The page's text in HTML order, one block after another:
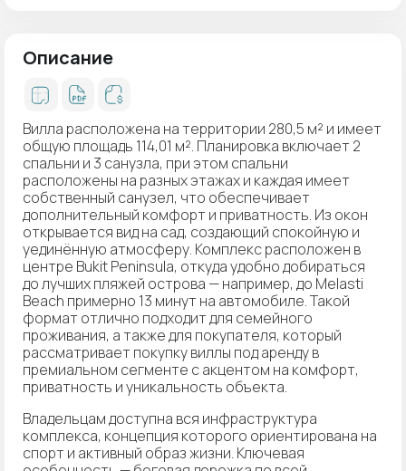
Описание
Вилла расположена на территории 280,5 м² и имеет
общую площадь 114,01 м². Планировка включает 2
спальни и 3 санузла, при этом спальни
расположены на разных этажах и каждая имеет
собственный санузел, что обеспечивает
дополнительный комфорт и приватность. Из окон
открывается вид на сад, создающий спокойную и
уединённую атмосферу. Комплекс расположен в
центре Bukit Peninsula, откуда удобно добираться
до лучших пляжей острова — например, до Melasti
Beach примерно 13 минут на автомобиле. Такой
формат отлично подходит для семейного
проживания, а также для покупателя, который
рассматривает покупку виллы под аренду в
премиальном сегменте с акцентом на комфорт,
приватность и уникальность объекта.
Владельцам доступна вся инфраструктура
комплекса, концепция которого ориентирована на
спорт и активный образ жизни. Ключевая